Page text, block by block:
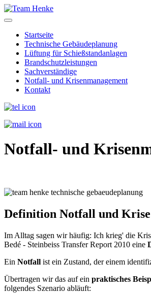
Startseite
Technische Gebäudeplanung
Lüftung für Schießstandanlagen
Brandschutzleistungen
Sachverständige
Notfall- und Krisenmanagement
Kontakt
Notfall- und
Definition Notfall und Krise
Im Alltag sagen wir häufig: Ich krieg' die
Bedé - Steinbeiss Transfer Report 2010 eine
Ein Notfall ist ein Zustand, der einem
Übertragen wir das auf ein praktisches
folgendes Szenario abläuft: